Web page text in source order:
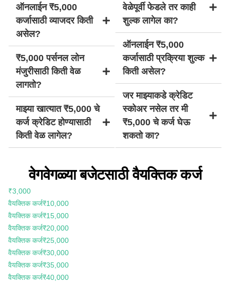
ऑनलाईन ₹5,000
कर्जासाठी व्याजदर किती
असेल?
₹5,000 पर्सनल लोन
मंजुरीसाठी किती वेळ
लागतो?
माझ्या खात्यात ₹5,000 चे
कर्ज क्रेडिट होण्यासाठी
किती वेळ लागेल?
वेळेपूर्वी फेडले तर काही
शुल्क लागेल का?
ऑनलाईन ₹5,000
कर्जासाठी प्रक्रिया शुल्क
किती असेल?
जर माझ्याकडे क्रेडिट
स्कोअर नसेल तर मी
₹5,000 चे कर्ज घेऊ
शकतो का?
वेगवेगळ्या बजेटसाठी वैयक्तिक कर्ज
₹3,000
वैयक्तिक कर्ज₹10,000
वैयक्तिक कर्ज₹15,000
वैयक्तिक कर्ज₹20,000
वैयक्तिक कर्ज₹25,000
वैयक्तिक कर्ज₹30,000
वैयक्तिक कर्ज₹35,000
वैयक्तिक कर्ज₹40,000